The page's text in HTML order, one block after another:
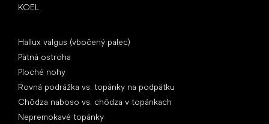
KOEL
Hallux valgus (vbočený palec)
Pätná ostroha
Ploché nohy
Rovná podrážka vs. topánky na podpätku
Chôdza naboso vs. chôdza v topánkach
Nepremokavé topánky